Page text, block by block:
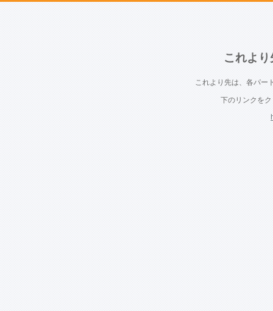
これよ
これより先は、各パー
下のリンクを